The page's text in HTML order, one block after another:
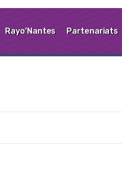
Rayo’Nantes Partenariats